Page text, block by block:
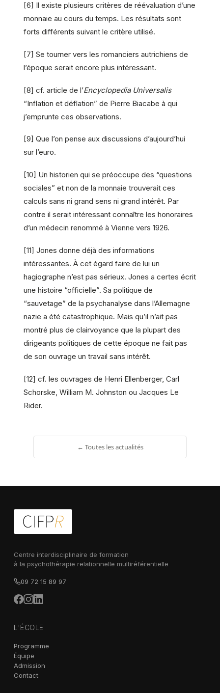
[6] Il existe plusieurs critères de réévaluation d’une
monnaie au cours du temps. Les résultats sont
forts différents suivant le critère utilisé.
[7] Se tourner vers les romanciers autrichiens de
l’époque serait encore plus intéressant.
[8] cf. article de l’Encyclopedia Universalis
“Inflation et déflation” de Pierre Biacabe à qui
j’emprunte ces observations.
[9] Que l’on pense aux discussions d’aujourd’hui
sur l’euro.
[10] Un historien qui se préoccupe des “questions
sociales” et non de la monnaie trouverait ces
calculs sans ni grand sens ni grand intérêt. Par
contre il serait intéressant connaître les honoraires
d’un médecin renommé à Vienne vers 1926.
[11] Jones donne déjà des informations
intéressantes. À cet égard faire de lui un
hagiographe n’est pas sérieux. Jones a certes écrit
une histoire “officielle”. Sa politique de
“sauvetage” de la psychanalyse dans l’Allemagne
nazie a été catastrophique. Mais qu’il n’ait pas
montré plus de clairvoyance que la plupart des
dirigeants politiques de cette époque ne fait pas
de son ouvrage un travail sans intérêt.
[12] cf. les ouvrages de Henri Ellenberger, Carl
Schorske, William M. Johnston ou Jacques Le
Rider.
← Toutes les actualités
Centre interdisciplinaire de formation
à la psychothérapie relationnelle multiréférentielle
09 72 15 89 97
L'ÉCOLE
Programme
Équipe
Admission
Contact